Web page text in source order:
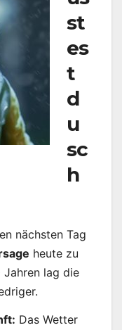
st
es
t
d
u
sc
h
nächsten Tag
heute zu
Jahren lag die
Das Wetter